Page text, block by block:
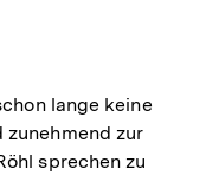
lange keine
zunehmend zur
sprechen zu